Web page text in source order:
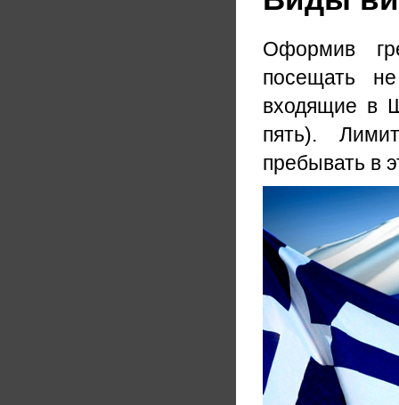
Оформив
посещать
входящие в
пять).
пребывать в